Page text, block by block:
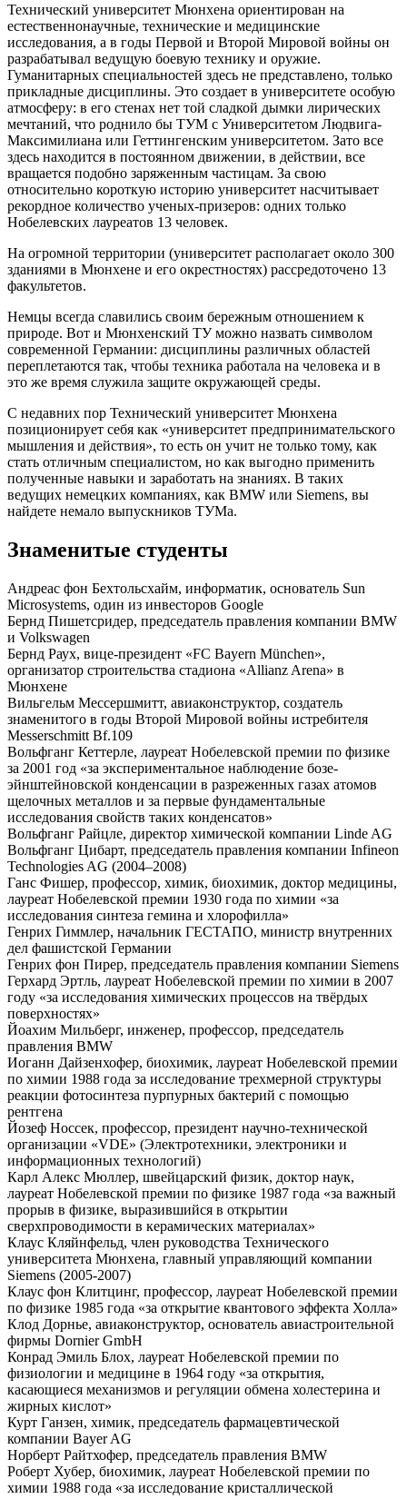
Технический университет Мюнхена ориентирован на
естественнонаучные, технические и медицинские
исследования, а в годы Первой и Второй Мировой войны он
разрабатывал ведущую боевую технику и оружие.
Гуманитарных специальностей здесь не представлено, только
прикладные дисциплины. Это создает в университете особую
атмосферу: в его стенах нет той сладкой дымки лирических
мечтаний, что роднило бы ТУМ с Университетом Людвига-
Максимилиана или Геттингенским университетом. Зато все
здесь находится в постоянном движении, в действии, все
вращается подобно заряженным частицам. За свою
относительно короткую историю университет насчитывает
рекордное количество ученых-призеров: одних только
Нобелевских лауреатов 13 человек.
На огромной территории (университет располагает около 300
зданиями в Мюнхене и его окрестностях) рассредоточено 13
факультетов.
Немцы всегда славились своим бережным отношением к
природе. Вот и Мюнхенский ТУ можно назвать символом
современной Германии: дисциплины различных областей
переплетаются так, чтобы техника работала на человека и в
это же время служила защите окружающей среды.
С недавних пор Технический университет Мюнхена
позиционирует себя как «университет предпринимательского
мышления и действия», то есть он учит не только тому, как
стать отличным специалистом, но как выгодно применить
полученные навыки и заработать на знаниях. В таких
ведущих немецких компаниях, как BMW или Siemens, вы
найдете немало выпускников ТУМа.
Знаменитые студенты
Андреас фон Бехтольсхайм, информатик, основатель Sun
Microsystems, один из инвесторов Google
Бернд Пишетсридер, председатель правления компании BMW
и Volkswagen
Бернд Раух, вице-президент «FC Bayern München»,
организатор строительства стадиона «Allianz Arena» в
Мюнхене
Вильгельм Мессершмитт, авиаконструктор, создатель
знаменитого в годы Второй Мировой войны истребителя
Messerschmitt Bf.109
Вольфганг Кеттерле, лауреат Нобелевской премии по физике
за 2001 год «за экспериментальное наблюдение бозе-
эйнштейновской конденсации в разреженных газах атомов
щелочных металлов и за первые фундаментальные
исследования свойств таких конденсатов»
Вольфганг Райцле, директор химической компании Linde AG
Вольфганг Цибарт, председатель правления компании Infineon
Technologies AG (2004–2008)
Ганс Фишер, профессор, химик, биохимик, доктор медицины,
лауреат Нобелевской премии 1930 года по химии «за
исследования синтеза гемина и хлорофилла»
Генрих Гиммлер, начальник ГЕСТАПО, министр внутренних
дел фашистской Германии
Генрих фон Пирер, председатель правления компании Siemens
Герхард Эртль, лауреат Нобелевской премии по химии в 2007
году «за исследования химических процессов на твёрдых
поверхностях»
Йоахим Мильберг, инженер, профессор, председатель
правления BMW
Иоганн Дайзенхофер, биохимик, лауреат Нобелевской премии
по химии 1988 года за исследование трехмерной структуры
реакции фотосинтеза пурпурных бактерий с помощью
рентгена
Йозеф Носсек, профессор, президент научно-технической
организации «VDE» (Электротехники, электроники и
информационных технологий)
Карл Алекс Мюллер, швейцарский физик, доктор наук,
лауреат Нобелевской премии по физике 1987 года «за важный
прорыв в физике, выразившийся в открытии
сверхпроводимости в керамических материалах»
Клаус Кляйнфельд, член руководства Технического
университета Мюнхена, главный управляющий компании
Siemens (2005-2007)
Клаус фон Клитцинг, профессор, лауреат Нобелевской премии
по физике 1985 года «за открытие квантового эффекта Холла»
Клод Дорнье, авиаконструктор, основатель авиастроительной
фирмы Dornier GmbH
Конрад Эмиль Блох, лауреат Нобелевской премии по
физиологии и медицине в 1964 году «за открытия,
касающиеся механизмов и регуляции обмена холестерина и
жирных кислот»
Курт Ганзен, химик, председатель фармацевтической
компании Bayer AG
Норберт Райтхофер, председатель правления BMW
Роберт Хубер, биохимик, лауреат Нобелевской премии по
химии 1988 года «за исследование кристаллической